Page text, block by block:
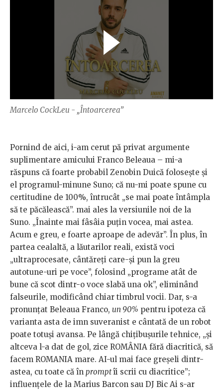
Marcelo CockLeu - „Întoarcerea”
Pornind de aici, i-am cerut pă privat argumente
suplimentare amicului Franco Beleaua – mi-a
răspuns că foarte probabil Zenobin Duică folosește și
el programul-minune Suno; că nu-mi poate spune cu
certitudine de 100%, întrucât „se mai poate întâmpla
să te păcălească”. mai ales la versiunile noi de la
Suno. „Înainte mai fâsâia puțin vocea, mai astea.
Acum e greu, e foarte aproape de adevăr”. În plus, în
partea cealaltă, a lăutarilor reali, există voci
„ultraprocesate, cântăreți care-și pun la greu
autotune-uri pe voce”, folosind „programe atât de
bune că scot dintr-o voce slabă una ok”, eliminând
falseurile, modificând chiar timbrul vocii. Dar, s-a
pronunțat Beleaua Franco, un 90% pentru ipoteza că
varianta asta de imn suveranist e cântată de un robot
poate totuși avansa. Pe lângă chițibușurile tehnice, „și
altceva l-a dat de gol, zice ROMÂNIA fără diacritică, să
facem ROMANIA mare. AI-ul mai face greșeli dintr-
astea, cu toate că în promptîi scrii cu diacritice”;
influențele de la Marius Barcon sau DJ Bic Ai s-ar